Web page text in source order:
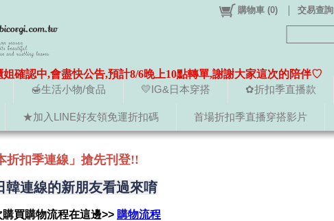
🍯生活小物/食品 💛IG&日本穿搭 ✿折扣季直播款
★加入LINE好友領免運折扣碼 首場折扣季直播穿搭影片
購物車 (0) 交易查詢
確認中,會盡快公告,預計8/6晚上10點轉單,謝謝大家這次的陪伴♡